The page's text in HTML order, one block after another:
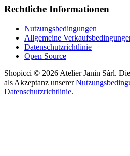
Rechtliche Informationen
Nutzungsbedingungen
Allgemeine
Datenschutzrichtlinie
Open Source
Shopicci © 2026 Atelier Janin Sàrl.
als Akzeptanz unserer
Datenschutzrichtlinie.